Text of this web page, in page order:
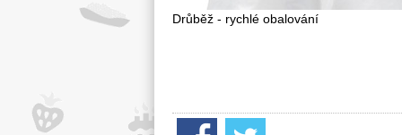
Drůběž - rychlé obalování